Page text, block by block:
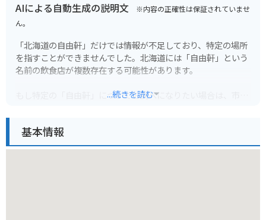
AIによる自動生成の説明文 ※内容の正確性は保証されていませ
ん。
「北海道の自由軒」だけでは情報が不足しており、特定の場所
を指すことができませんでした。北海道には「自由軒」という
名前の飲食店が複数存在する可能性があります。
もし特定の「自由軒」についてお調べになりたい場合は、市町
...続きを読む
基本情報